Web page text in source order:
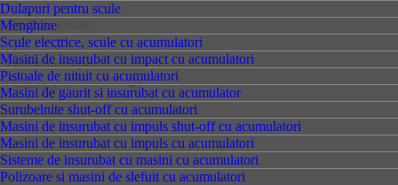
Dulapuri pentru scule
Menghine
Scule electrice, scule cu acumulatori
Masini de insurubat cu impact cu acumulatori
Pistoale de nituit cu acumulatori
Masini de gaurit si insurubat cu acumulator
Surubelnite shut-off cu acumulatori
Masini de insurubat cu impuls shut-off cu acumulatori
Masini de insurubat cu impuls cu acumulatori
Sisteme de insurubat cu masini cu acumulatori
Polizoare si masini de slefuit cu acumulatori
Produse afisate:
Ordonare dupa: